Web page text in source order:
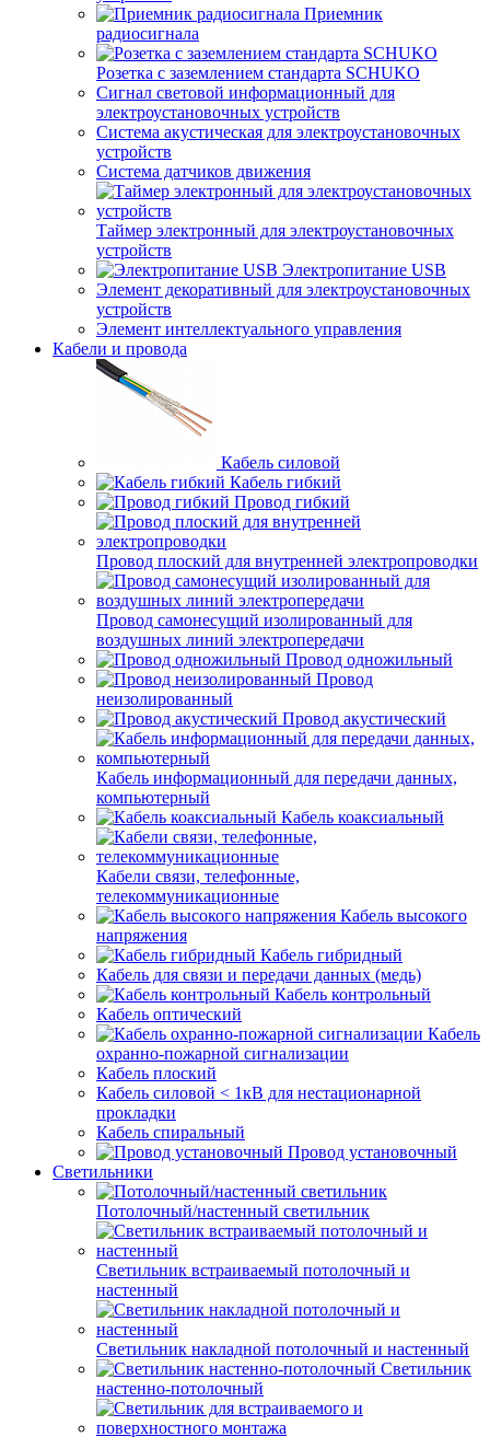
Приемник
радиосигнала
Розетка с заземлением стандарта SCHUKO
Сигнал световой информационный для
электроустановочных устройств
Система акустическая для электроустановочных
устройств
Система датчиков движения
Таймер электронный для электроустановочных
устройств
Электропитание USB
Элемент декоративный для электроустановочных
устройств
Элемент интеллектуального управления
Кабели и провода
Кабель силовой
Кабель гибкий
Провод гибкий
Провод плоский для внутренней электропроводки
Провод самонесущий изолированный для
воздушных линий электропередачи
Провод одножильный
Провод
неизолированный
Провод акустический
Кабель информационный для передачи данных,
компьютерный
Кабель коаксиальный
Кабели связи, телефонные,
телекоммуникационные
Кабель высокого
напряжения
Кабель гибридный
Кабель для связи и передачи данных (медь)
Кабель контрольный
Кабель оптический
Кабель
охранно-пожарной сигнализации
Кабель плоский
Кабель силовой < 1кВ для нестационарной
прокладки
Кабель спиральный
Провод установочный
Светильники
Потолочный/настенный светильник
Светильник встраиваемый потолочный и
настенный
Светильник накладной потолочный и настенный
Светильник
настенно-потолочный